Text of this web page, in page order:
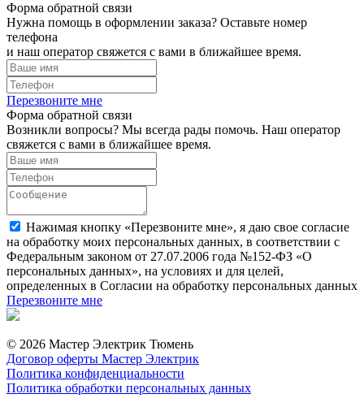
Форма обратной связи
Нужна помощь в оформлении заказа? Оставьте номер
телефона
и наш оператор свяжется с вами в ближайшее время.
Перезвоните мне
Форма обратной связи
Возникли вопросы? Мы всегда рады помочь. Наш оператор
свяжется с вами в ближайшее время.
Нажимая кнопку «Перезвоните мне», я даю свое согласие
на обработку моих персональных данных, в соответствии с
Федеральным законом от 27.07.2006 года №152-ФЗ «О
персональных данных», на условиях и для целей,
определенных в Согласии на обработку персональных данных
Перезвоните мне
© 2026 Мастер Электрик Тюмень
Договор оферты Мастер Электрик
Политика конфиденциальности
Политика обработки персональных данных